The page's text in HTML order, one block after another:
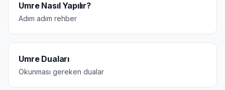
Umre Nasıl Yapılır?
Adım adım rehber
Umre Duaları
Okunması gereken dualar